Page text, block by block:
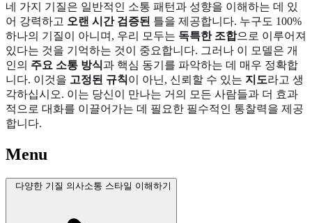
네 가지 기질은 일반적인 소통 패턴과 성향을 이해하는 데 있
어 강력하고 오랜 시간 검증된 틀을 제공합니다. 누구도 100%
하나의 기질이 아니며, 우리 모두는 독특한 조합으로 이루어져
있다는 것을 기억하는 것이 중요합니다. 그러나 이 모델은 개
인의 주요 소통 방식과 핵심 동기를 파악하는 데 매우 정확합
니다. 이것을 고정된 규칙이 아닌, 신뢰할 수 있는 지도라고 생
각하십시오. 이는 당신이 만나는 거의 모든 사람들과 더 효과
적으로 대화를 이끌어가는 데 필요한 필수적인 통찰력을 제공
합니다.
Menu
다양한 기질 의사소통 스타일 이해하기